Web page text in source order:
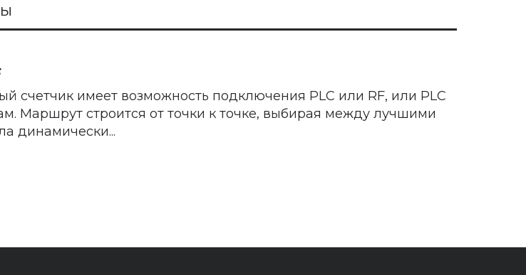
имеет возможность подключения PLC или RF, или PLC
Маршрут строится от точки к точке, выбирая между лучшими
динамически...